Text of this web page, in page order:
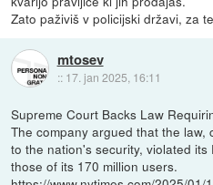
Zato paživiš v policijski državi, za
mtosev
:: 17. jan 2025, 16:11
Supreme Court Backs Law
The company argued that the
to the nation's security, violated
those of its 170 million users.